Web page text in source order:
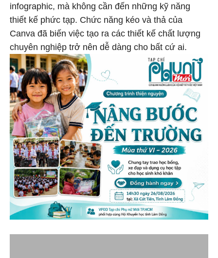
infographic, mà không cần đến những kỹ năng
thiết kế phức tạp. Chức năng kéo và thả của
Canva đã biến việc tạo ra các thiết kế chất lượng
chuyên nghiệp trở nên dễ dàng cho bất cứ ai.